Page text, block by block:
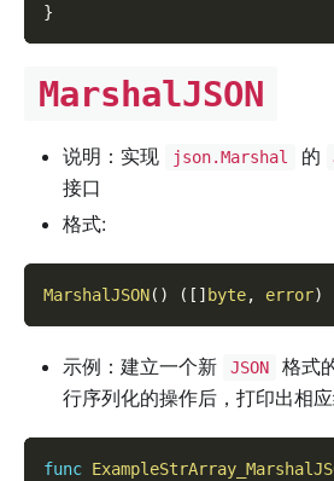
}
MarshalJSON
说明：实现 json.Marshal 的
接口
格式:
MarshalJSON( ) ( [ ] byte, error)
示例：建立一个新 JSON
格式
行序列化的操作后，打印出相
func